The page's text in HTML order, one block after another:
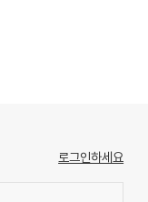
로그인하세요